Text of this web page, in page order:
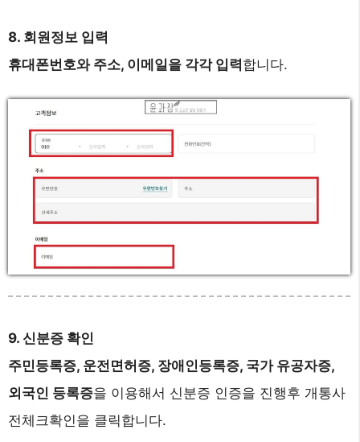
8. 회원정보 입력
휴대폰번호와 주소, 이메일을 각각 입력합니다.
9. 신분증 확인
주민등록증, 운전면허증, 장애인등록증, 국가 유공자증,
외국인 등록증을 이용해서 신분증 인증을 진행후 개통사
전체크확인을 클릭합니다.